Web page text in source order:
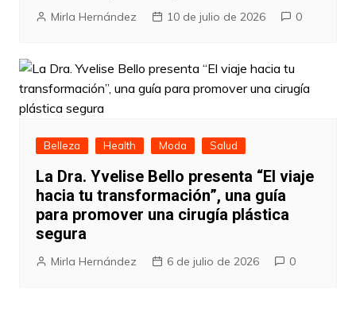
Mirla Hernández 10 de julio de 2026 0
Belleza Health Moda Salud
La Dra. Yvelise Bello presenta “El viaje
hacia tu transformación”, una guía
para promover una cirugía plástica
segura
Mirla Hernández 6 de julio de 2026 0